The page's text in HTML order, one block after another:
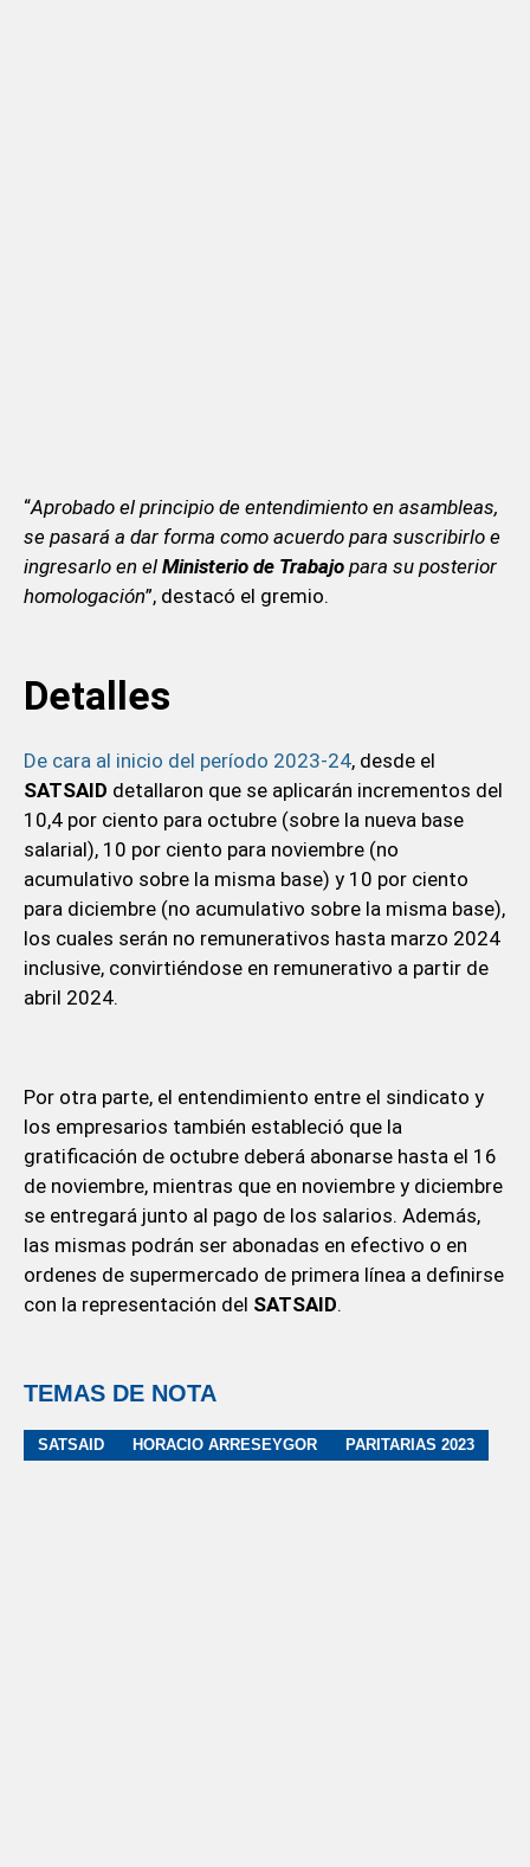
“Aprobado el principio de entendimiento en asambleas,
se pasará a dar forma como acuerdo para suscribirlo e
ingresarlo en el Ministerio de Trabajopara su posterior
homologación”, destacó el gremio.
Detalles
De cara al inicio del período 2023-24, desde el
SATSAID detallaron que se aplicarán incrementos del
10,4 por ciento para octubre (sobre la nueva base
salarial), 10 por ciento para noviembre (no
acumulativo sobre la misma base) y 10 por ciento
para diciembre (no acumulativo sobre la misma base),
los cuales serán no remunerativos hasta marzo 2024
inclusive, convirtiéndose en remunerativo a partir de
abril 2024.
Por otra parte, el entendimiento entre el sindicato y
los empresarios también estableció que la
gratificación de octubre deberá abonarse hasta el 16
de noviembre, mientras que en noviembre y diciembre
se entregará junto al pago de los salarios. Además,
las mismas podrán ser abonadas en efectivo o en
ordenes de supermercado de primera línea a definirse
con la representación del SATSAID.
TEMAS DE NOTA
SATSAID HORACIO ARRESEYGOR PARITARIAS 2023